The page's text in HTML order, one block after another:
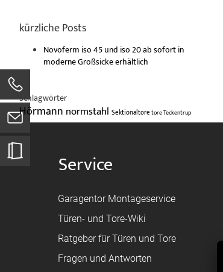
kürzliche Posts
Novoferm iso 45 und iso 20 ab sofort in
moderne Großsicke erhältlich
Schlagwörter
Hörmann normstahl SektionaltoretoreTeckentrup
Service
Garagentor Montageservice
Türen- und Tore-Wiki
Ratgeber für Türen und Tore
Fragen und Antworten